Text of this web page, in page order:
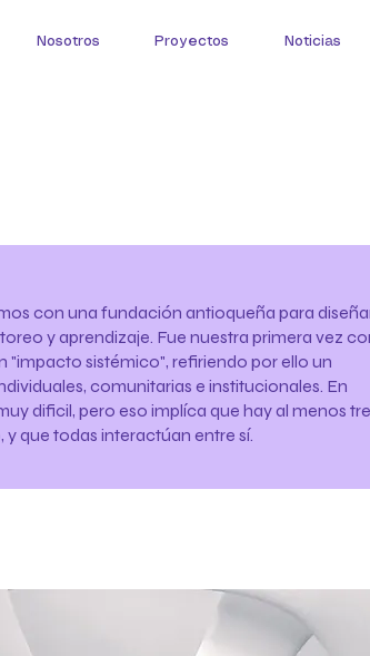
Nosotros Proyectos Noticias
con una fundación antioqueña para
y aprendizaje. Fue nuestra primera vez
"impacto sistémico", refiriendo por ello un
comunitarias e institucionales. En
dificil, pero eso implíca que hay al menos
que todas interactúan entre sí.